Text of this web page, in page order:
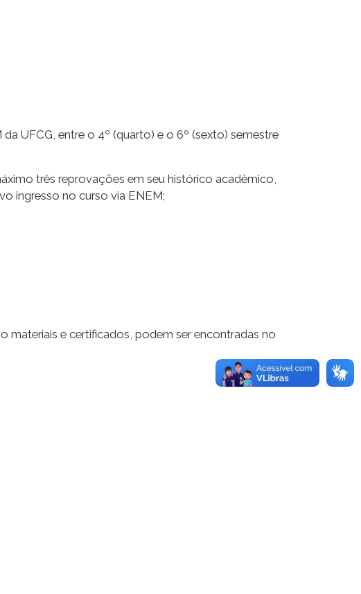
UFCG, entre o 4º (quarto) e o 6º (sexto) semestre
três reprovações em seu histórico acadêmico,
ingresso no curso via ENEM;
materiais e certificados, podem ser encontradas no